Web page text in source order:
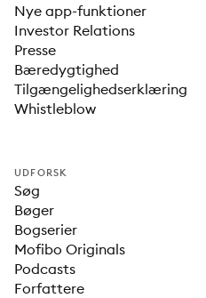
Nye app-funktioner
Investor Relations
Presse
Bæredygtighed
Tilgængelighedserklæring
Whistleblow
UDFORSK
Søg
Bøger
Bogserier
Mofibo Originals
Podcasts
Forfattere